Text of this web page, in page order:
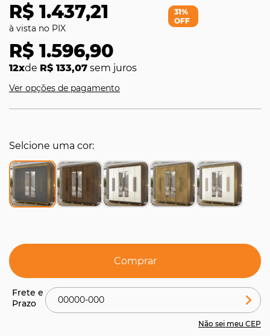
R$ 1.437,21
R$ 1.596,90
12xde R$ 133,07 sem juros
31%
OFF
Ver opções de pagamento
Selcione uma cor
Comprar
Não sei meu CEP